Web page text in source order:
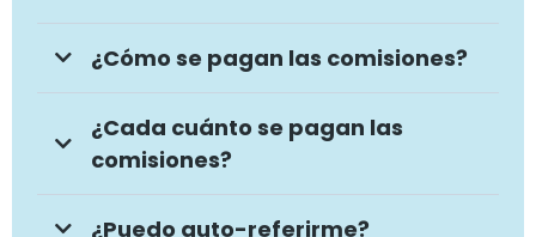
¿Cómo se pagan las comisiones?
¿Cada cuánto se pagan las
comisiones?
¿Puedo auto-referirme?